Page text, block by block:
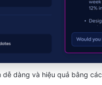
dàng và hiệu quả bằng